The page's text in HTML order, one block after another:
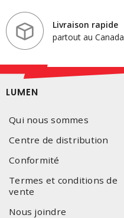
Livraison rapide
partout au Canada
LUMEN
Qui nous sommes
Centre de distribution
Conformité
Termes et conditions de
vente
Nous joindre